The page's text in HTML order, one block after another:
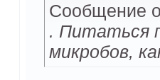
Сообщение
. Питаться
микробов,